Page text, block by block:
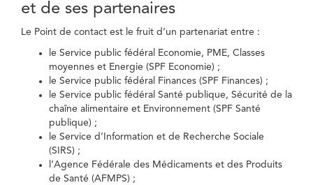
et de ses partenaires
Le Point de contact est le fruit d’un partenariat entre :
le Service public fédéral Economie, PME, Classes
moyennes et Energie (SPF Economie) ;
le Service public fédéral Finances (SPF Finances) ;
le Service public fédéral Santé publique, Sécurité de la
chaîne alimentaire et Environnement (SPF Santé
publique) ;
le Service d’Information et de Recherche Sociale
(SIRS) ;
l’Agence Fédérale des Médicaments et des Produits
de Santé (AFMPS) ;